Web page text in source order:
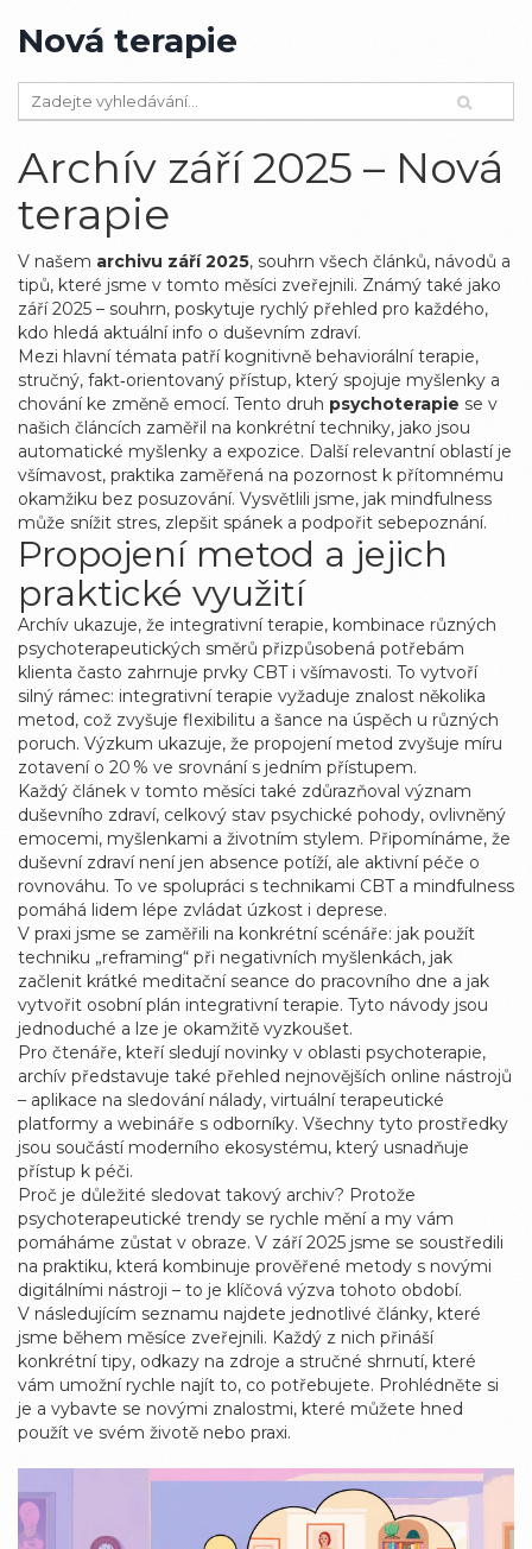
Nová terapie
Archív září 2025 – Nová
terapie
V našem archivu září 2025, souhrn všech článků, návodů a
tipů, které jsme v tomto měsíci zveřejnili. Známý také jako
září 2025 – souhrn, poskytuje rychlý přehled pro každého,
kdo hledá aktuální info o duševním zdraví.
Mezi hlavní témata patří kognitivně behaviorální terapie,
stručný, fakt‑orientovaný přístup, který spojuje myšlenky a
chování ke změně emocí. Tento druh psychoterapie se v
našich článcích zaměřil na konkrétní techniky, jako jsou
automatické myšlenky a expozice. Další relevantní oblastí je
všímavost, praktika zaměřená na pozornost k přítomnému
okamžiku bez posuzování. Vysvětlili jsme, jak mindfulness
může snížit stres, zlepšit spánek a podpořit sebepoznání.
Propojení metod a jejich
praktické využití
Archív ukazuje, že integrativní terapie, kombinace různých
psychoterapeutických směrů přizpůsobená potřebám
klienta často zahrnuje prvky CBT i všímavosti. To vytvoří
silný rámec: integrativní terapie vyžaduje znalost několika
metod, což zvyšuje flexibilitu a šance na úspěch u různých
poruch. Výzkum ukazuje, že propojení metod zvyšuje míru
zotavení o 20 % ve srovnání s jedním přístupem.
Každý článek v tomto měsíci také zdůrazňoval význam
duševního zdraví, celkový stav psychické pohody, ovlivněný
emocemi, myšlenkami a životním stylem. Připomínáme, že
duševní zdraví není jen absence potíží, ale aktivní péče o
rovnováhu. To ve spolupráci s technikami CBT a mindfulness
pomáhá lidem lépe zvládat úzkost i deprese.
V praxi jsme se zaměřili na konkrétní scénáře: jak použít
techniku „reframing“ při negativních myšlenkách, jak
začlenit krátké meditační seance do pracovního dne a jak
vytvořit osobní plán integrativní terapie. Tyto návody jsou
jednoduché a lze je okamžitě vyzkoušet.
Pro čtenáře, kteří sledují novinky v oblasti psychoterapie,
archív představuje také přehled nejnovějších online nástrojů
– aplikace na sledování nálady, virtuální terapeutické
platformy a webináře s odborníky. Všechny tyto prostředky
jsou součástí moderního ekosystému, který usnadňuje
přístup k péči.
Proč je důležité sledovat takový archiv? Protože
psychoterapeutické trendy se rychle mění a my vám
pomáháme zůstat v obraze. V září 2025 jsme se soustředili
na praktiku, která kombinuje prověřené metody s novými
digitálními nástroji – to je klíčová výzva tohoto období.
V následujícím seznamu najdete jednotlivé články, které
jsme během měsíce zveřejnili. Každý z nich přináší
konkrétní tipy, odkazy na zdroje a stručné shrnutí, které
vám umožní rychle najít to, co potřebujete. Prohlédněte si
je a vybavte se novými znalostmi, které můžete hned
použít ve svém životě nebo praxi.